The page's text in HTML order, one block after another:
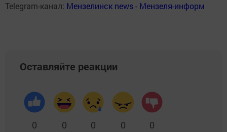
Telegram-канал: Мензелинск news - Мензеля-информ
Оставляйте реакции
0 0 0 0 0